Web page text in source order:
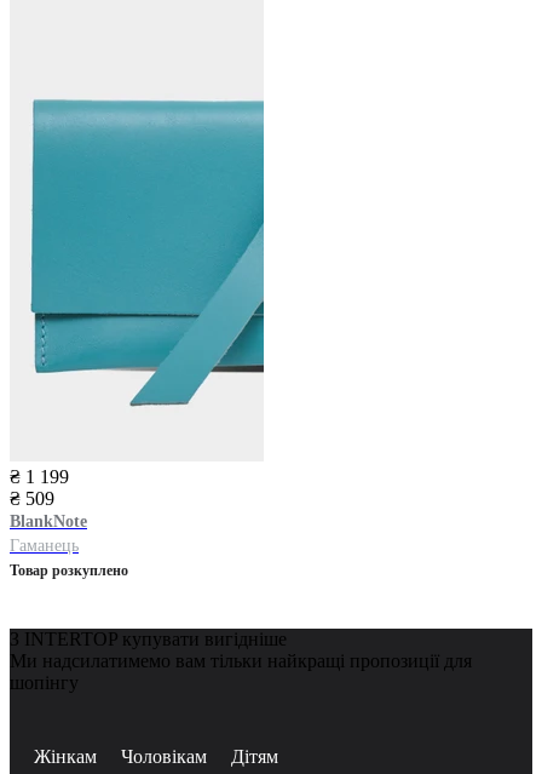
₴ 1 199
₴ 509
BlankNote
Гаманець
Товар розкуплено
З INTERTOP купувати вигідніше
Ми надсилатимемо вам тільки найкращі пропозиції для
шопінгу
Жінкам Чоловікам Дітям